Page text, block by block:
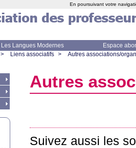
Les Langues Modernes
Espace
> Liens associatifs > Autres associations/
Autres
Suivez aussi les
En poursuivant votre